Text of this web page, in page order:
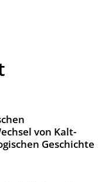
von Kalt-
Geschichte